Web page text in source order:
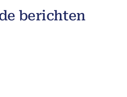
berichten